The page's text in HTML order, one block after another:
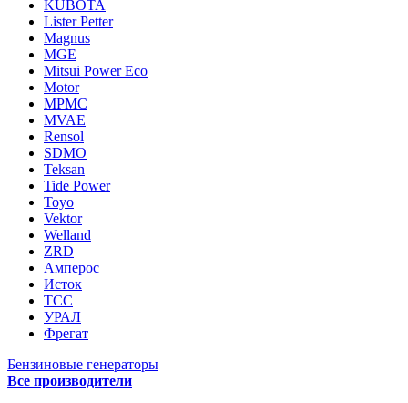
KUBOTA
Lister Petter
Magnus
MGE
Mitsui Power Eco
Motor
MPMC
MVAE
Rensol
SDMO
Teksan
Tide Power
Toyo
Vektor
Welland
ZRD
Амперос
Исток
ТСС
УРАЛ
Фрегат
Бензиновые генераторы
Все производители